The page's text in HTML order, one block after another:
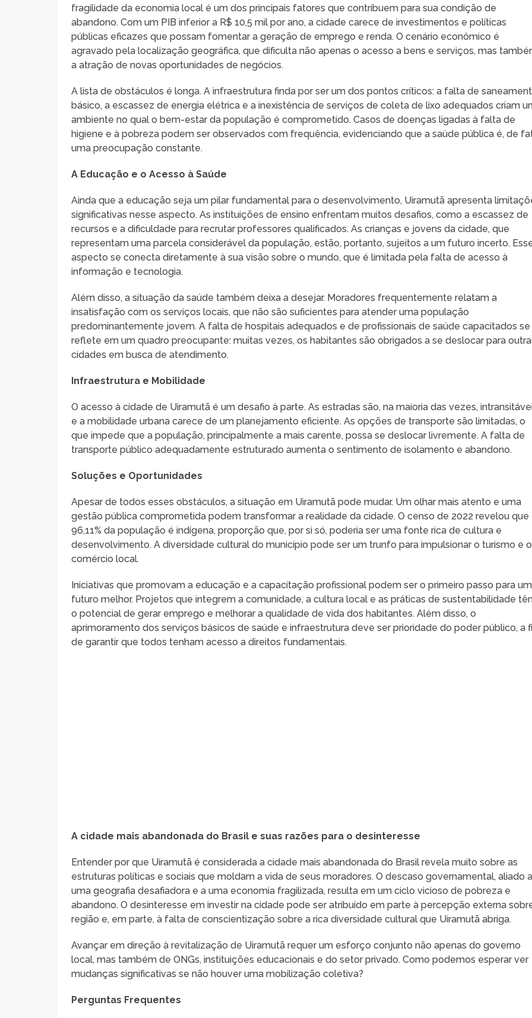
fragilidade da economia local é um dos principais fatores que contribuem para sua condição de
abandono. Com um PIB inferior a R$ 10,5 mil por ano, a cidade carece de investimentos e políticas
públicas eficazes que possam fomentar a geração de emprego e renda. O cenário econômico é
agravado pela localização geográfica, que dificulta não apenas o acesso a bens e serviços, mas
a atração de novas oportunidades de negócios.
A lista de obstáculos é longa. A infraestrutura finda por ser um dos pontos críticos: a falta de
básico, a escassez de energia elétrica e a inexistência de serviços de coleta de lixo adequados criam
ambiente no qual o bem-estar da população é comprometido. Casos de doenças ligadas à falta de
higiene e à pobreza podem ser observados com frequência, evidenciando que a saúde pública é, de
uma preocupação constante.
A Educação e o Acesso à Saúde
Ainda que a educação seja um pilar fundamental para o desenvolvimento, Uiramutã apresenta
significativas nesse aspecto. As instituições de ensino enfrentam muitos desafios, como a escassez de
recursos e a dificuldade para recrutar professores qualificados. As crianças e jovens da cidade, que
representam uma parcela considerável da população, estão, portanto, sujeitos a um futuro incerto.
aspecto se conecta diretamente à sua visão sobre o mundo, que é limitada pela falta de acesso à
informação e tecnologia.
Além disso, a situação da saúde também deixa a desejar. Moradores frequentemente relatam a
insatisfação com os serviços locais, que não são suficientes para atender uma população
predominantemente jovem. A falta de hospitais adequados e de profissionais de saúde capacitados se
reflete em um quadro preocupante: muitas vezes, os habitantes são obrigados a se deslocar para
cidades em busca de atendimento.
Infraestrutura e Mobilidade
O acesso à cidade de Uiramutã é um desafio à parte. As estradas são, na maioria das vezes,
e a mobilidade urbana carece de um planejamento eficiente. As opções de transporte são limitadas, o
que impede que a população, principalmente a mais carente, possa se deslocar livremente. A falta de
transporte público adequadamente estruturado aumenta o sentimento de isolamento e abandono.
Soluções e Oportunidades
Apesar de todos esses obstáculos, a situação em Uiramutã pode mudar. Um olhar mais atento e uma
gestão pública comprometida podem transformar a realidade da cidade. O censo de 2022 revelou que
96,11% da população é indígena, proporção que, por si só, poderia ser uma fonte rica de cultura e
desenvolvimento. A diversidade cultural do município pode ser um trunfo para impulsionar o turismo e o
comércio local.
Iniciativas que promovam a educação e a capacitação profissional podem ser o primeiro passo para um
futuro melhor. Projetos que integrem a comunidade, a cultura local e as práticas de sustentabilidade
o potencial de gerar emprego e melhorar a qualidade de vida dos habitantes. Além disso, o
aprimoramento dos serviços básicos de saúde e infraestrutura deve ser prioridade do poder público, a
de garantir que todos tenham acesso a direitos fundamentais.
A cidade mais abandonada do Brasil e suas razões para o desinteresse
Entender por que Uiramutã é considerada a cidade mais abandonada do Brasil revela muito sobre as
estruturas políticas e sociais que moldam a vida de seus moradores. O descaso governamental, aliado a
uma geografia desafiadora e a uma economia fragilizada, resulta em um ciclo vicioso de pobreza e
abandono. O desinteresse em investir na cidade pode ser atribuído em parte à percepção externa
região e, em parte, à falta de conscientização sobre a rica diversidade cultural que Uiramutã abriga.
Avançar em direção à revitalização de Uiramutã requer um esforço conjunto não apenas do governo
local, mas também de ONGs, instituições educacionais e do setor privado. Como podemos esperar ver
mudanças significativas se não houver uma mobilização coletiva?
Perguntas Frequentes